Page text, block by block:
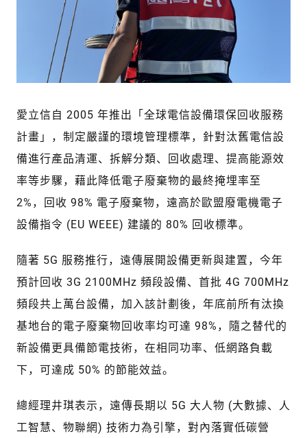
愛立信自 2005 年推出「全球電信設備環保回收服務
計畫」，制定嚴謹的環境管理標準，針對汰舊電信設
備進行產品清運、拆解分類、回收處理、提高能源效
率等步驟，藉此降低電子廢棄物的最終掩埋率至
2%，回收 98% 電子廢棄物，遠高於歐盟廢電機電子
設備指令 (EU WEEE) 建議的 80% 回收標準。
隨著 5G 服務推行，遠傳展開設備更新與建置，今年
預計回收 3G 2100MHz 頻段設備、首批 4G 700MHz
頻段共上萬台設備，加入該計劃後，年底前所有汰換
基地台的電子廢棄物回收率均可達 98%，隨之替代的
新設備更具備節電技術，在相同功率、低網路負載
下，可達成 50% 的節能效益。
總經理井琪表示，遠傳長期以 5G 大人物 (大數據、人
工智慧、物聯網) 技術力為引擎，對內落實低碳營